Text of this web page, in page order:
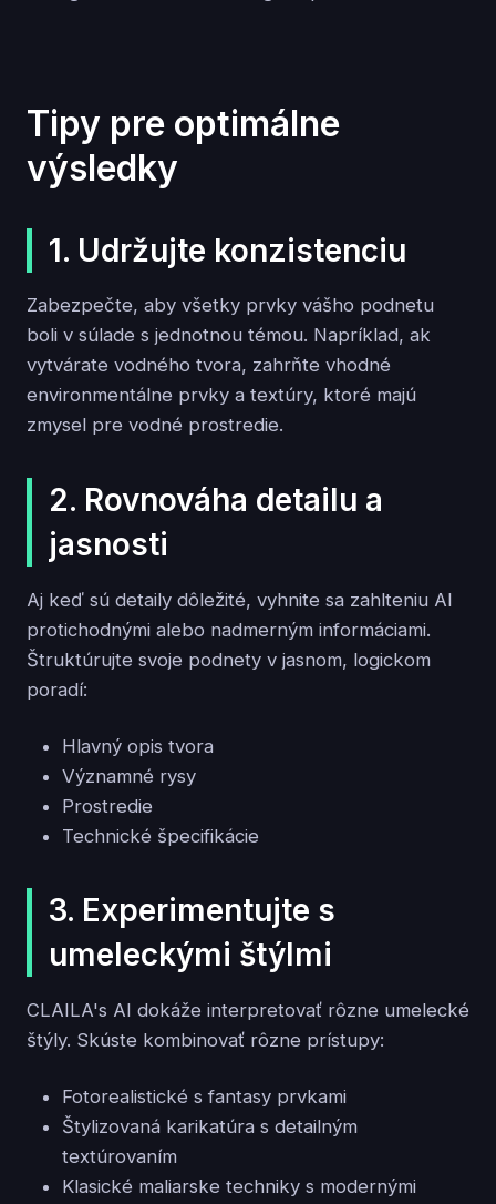
Tipy pre optimálne
výsledky
1. Udržujte konzistenciu
Zabezpečte, aby všetky prvky vášho podnetu
boli v súlade s jednotnou témou. Napríklad, ak
vytvárate vodného tvora, zahrňte vhodné
environmentálne prvky a textúry, ktoré majú
zmysel pre vodné prostredie.
2. Rovnováha detailu a
jasnosti
Aj keď sú detaily dôležité, vyhnite sa zahlteniu AI
protichodnými alebo nadmerným informáciami.
Štruktúrujte svoje podnety v jasnom, logickom
poradí:
Hlavný opis tvora
Významné rysy
Prostredie
Technické špecifikácie
3. Experimentujte s
umeleckými štýlmi
CLAILA's AI dokáže interpretovať rôzne umelecké
štýly. Skúste kombinovať rôzne prístupy:
Fotorealistické s fantasy prvkami
Štylizovaná karikatúra s detailným
textúrovaním
Klasické maliarske techniky s modernými